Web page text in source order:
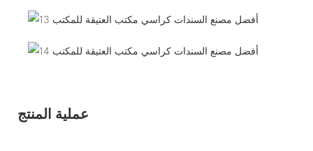
عملية المنتج